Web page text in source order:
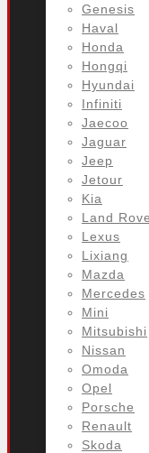
Genesis
Haval
Honda
Hongqi
Hyundai
Infiniti
Jaecoo
Jaguar
Jeep
Jetour
Kia
Land
Lexus
Lixiang
Mazda
Mercedes
Mini
Mitsubishi
Nissan
Omoda
Opel
Porsche
Renault
Skoda